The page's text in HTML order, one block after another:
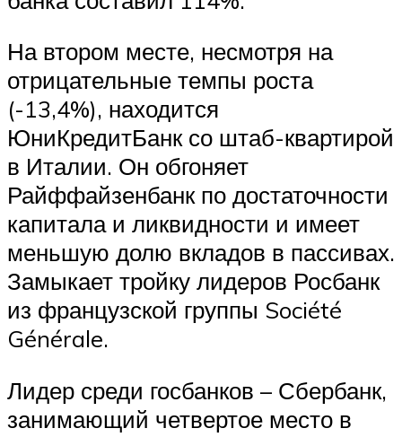
На втором месте, несмотря на
отрицательные темпы роста
(-13,4%), находится
ЮниКредитБанк со штаб-квартирой
в Италии. Он обгоняет
Райффайзенбанк по достаточности
капитала и ликвидности и имеет
меньшую долю вкладов в пассивах.
Замыкает тройку лидеров Росбанк
из французской группы Société
Générale.
Лидер среди госбанков – Сбербанк,
занимающий четвертое место в